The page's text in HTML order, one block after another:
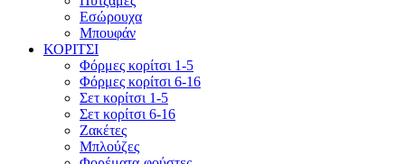
Εσώρουχα
Μπουφάν
ΚΟΡΙΤΣΙ
Φόρμες κορίτσι 1-5
Φόρμες κορίτσι 6-16
Σετ κορίτσι 1-5
Σετ κορίτσι 6-16
Ζακέτες
Μπλούζες